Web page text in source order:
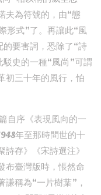
夫為符號的，由“態
形式”了。再讓此“風
要害詞，恐除了“詩
史的一種“風尚”可謂
初三十年的風行，怕
自序《表現風向的一
年至那時問世的十
存》《宋詩選注》
布臺灣版時，悵然命
謙稱為“一片樹葉”，